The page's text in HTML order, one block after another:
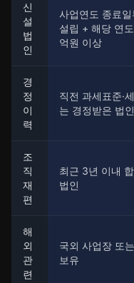
신
설
법
인
사업연도 종료
설립 + 해당 연
억원 이상
경
정
이
력
직전 과세표준·
는 경정받은 법인
조
직
재
편
최근 3년 이내
법인
해
외
관
련
국외 사업장 또
보유